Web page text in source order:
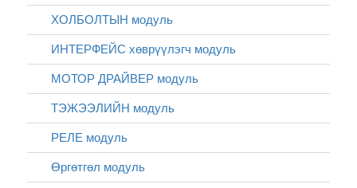
ХОЛБОЛТЫН модуль
ИНТЕРФЕЙС хөврүүлэгч модуль
МОТОР ДРАЙВЕР модуль
ТЭЖЭЭЛИЙН модуль
РЕЛЕ модуль
Өргөтгөл модуль